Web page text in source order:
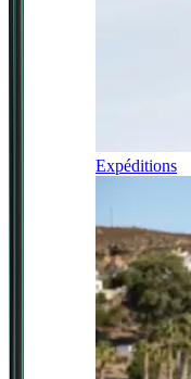
Expéditions